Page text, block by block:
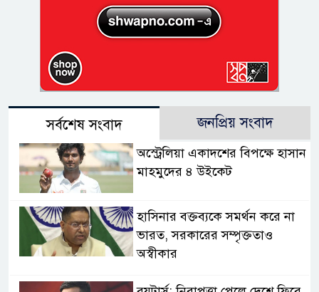
সর্বশেষ সংবাদ জনপ্রিয় সংবাদ
অস্ট্রেলিয়া একাদশের বিপক্ষে হাসান
মাহমুদের ৪ উইকেট
হাসিনার বক্তব্যকে সমর্থন করে না
ভারত, সরকারের সম্পৃক্ততাও
অস্বীকার